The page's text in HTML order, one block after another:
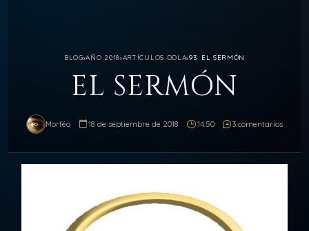
BLOG›AÑO 2018›ARTÍCULOS DDLA›93. EL SERMÓN
EL SERMÓN
Morféo 18 de septiembre de 2018 14:50 3 comentarios